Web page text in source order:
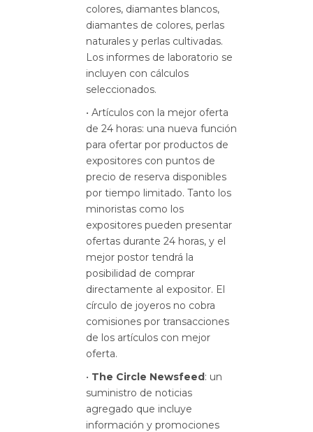
colores, diamantes blancos,
diamantes de colores, perlas
naturales y perlas cultivadas.
Los informes de laboratorio se
incluyen con cálculos
seleccionados.
• Artículos con la mejor oferta
de 24 horas: una nueva función
para ofertar por productos de
expositores con puntos de
precio de reserva disponibles
por tiempo limitado. Tanto los
minoristas como los
expositores pueden presentar
ofertas durante 24 horas, y el
mejor postor tendrá la
posibilidad de comprar
directamente al expositor. El
círculo de joyeros no cobra
comisiones por transacciones
de los artículos con mejor
oferta.
• The Circle Newsfeed: un
suministro de noticias
agregado que incluye
información y promociones